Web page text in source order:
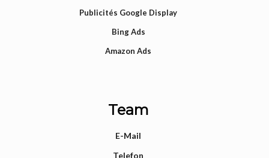
Publicités Google Display
Bing Ads
Amazon Ads
Team
E-Mail
Telefon